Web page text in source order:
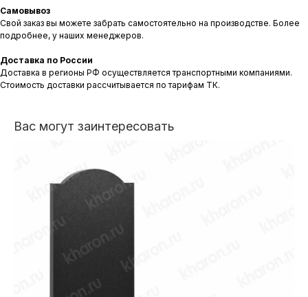
Самовывоз
Свой заказ вы можете забрать самостоятельно на производстве. Более
подробнее, у наших менеджеров.
Доставка по России
Доставка в регионы РФ осуществляется транспортными компаниями.
Стоимость доставки рассчитывается по тарифам ТК.
Вас могут заинтересовать